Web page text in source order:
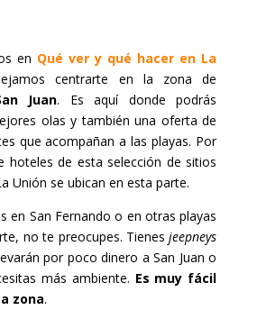
en Qué ver y qué hacer en La
centrarte en la zona de
Juan. Es aquí donde podrás
olas y también una oferta de
que acompañan a las playas. Por
hoteles de esta selección de sitios
Unión se ubican en esta parte.
en San Fernando o en otras playas
no te preocupes. Tienesjeepneys
por poco dinero a San Juan o
más ambiente. Es muy fácil
zona.